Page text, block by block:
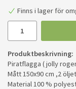
Finns i lager för
Produktbeskrivning:
Piratflagga ( jolly
Mått 150x90 cm ,2
Material 100 %